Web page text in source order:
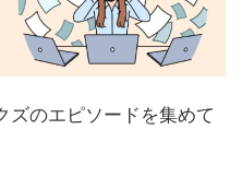
ズのエピソードを集めて